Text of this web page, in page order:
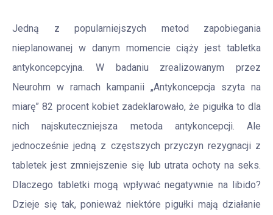
Jedną z popularniejszych metod zapobiegania
nieplanowanej w danym momencie ciąży jest tabletka
antykoncepcyjna. W badaniu zrealizowanym przez
Neurohm w ramach kampanii „Antykoncepcja szyta na
miarę” 82 procent kobiet zadeklarowało, że pigułka to dla
nich najskuteczniejsza metoda antykoncepcji. Ale
jednocześnie jedną z częstszych przyczyn rezygnacji z
tabletek jest zmniejszenie się lub utrata ochoty na seks.
Dlaczego tabletki mogą wpływać negatywnie na libido?
Dzieje się tak, ponieważ niektóre pigułki mają działanie